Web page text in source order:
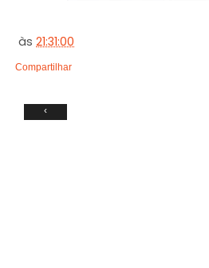
às21:31:00
Compartilhar
‹